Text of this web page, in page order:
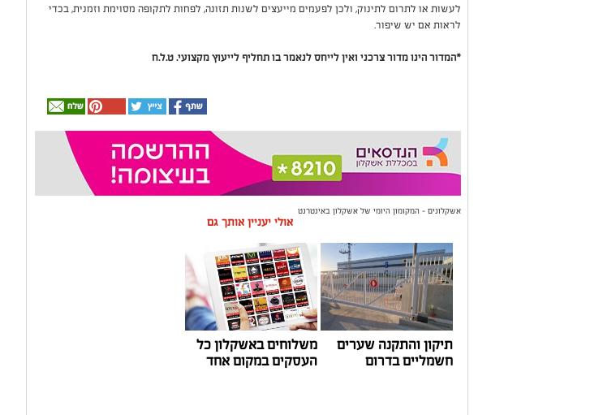
לעשות או לתרום לתינוק, ולכן לפעמים מייעצים לשנות תזונה, לפחות לתקופה מסוימת וזמנית, בכדי
לראות אם יש שיפור.
*המדור הינו מדור צרכני ואין לייחס לנאמר בו תחליף לייעוץ מקצועי. ט.ל.ח
אשקלונים - המקומון היומי של אשקלון באינטרנט
אולי יעניין אותך גם
תיקון והתקנה שערים
חשמליים בדרום
משלוחים באשקלון כל
העסקים במקום אחד